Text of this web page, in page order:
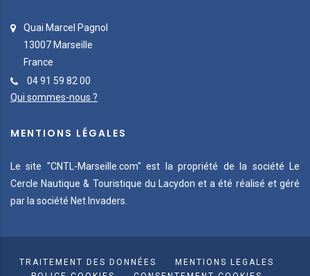
Quai Marcel Pagnol
13007 Marseille
France
04 91 59 82 00
Qui sommes-nous ?
MENTIONS LÉGALES
Le site "CNTL-Marseille.com" est la propriété de la société Le
Cercle Nautique & Touristique du Lacydon et a été réalisé et géré
par la société Net Invaders.
TRAITEMENT DES DONNÉES
MENTIONS LEGALES
Salut c'est nous...
ce site vous intéresse avant de vous